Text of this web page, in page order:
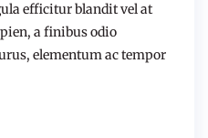
efficitur blandit vel at
a finibus odio
elementum ac tempor